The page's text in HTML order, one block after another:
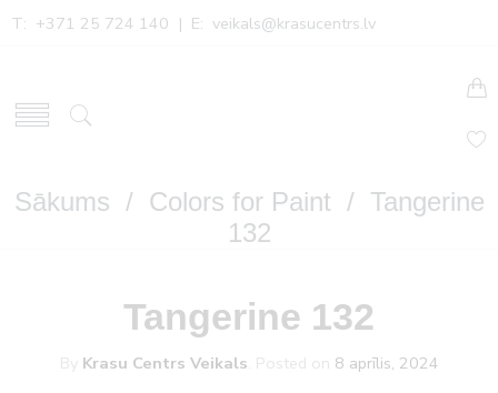
T: +371 25 724 140 | E: veikals@krasucentrs.lv
Sākums / Colors for Paint / Tangerine
132
Tangerine 132
By Krasu Centrs Veikals Posted on 8 aprīlis, 2024